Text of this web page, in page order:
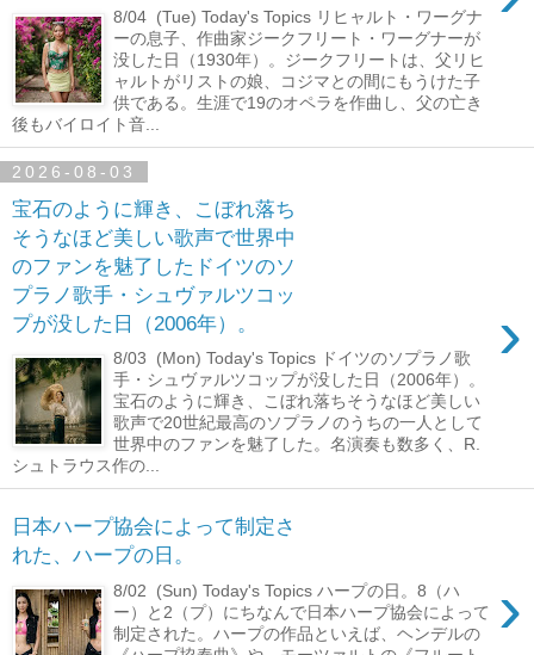
8/04 (Tue) Today's Topics リヒャルト・ワーグナ
ーの息子、作曲家ジークフリート・ワーグナーが
没した日（1930年）。ジークフリートは、父リヒ
ャルトがリストの娘、コジマとの間にもうけた子
供である。生涯で19のオペラを作曲し、父の亡き
後もバイロイト音...
2026-08-03
宝石のように輝き、こぼれ落ち
そうなほど美しい歌声で世界中
のファンを魅了したドイツのソ
プラノ歌手・シュヴァルツコッ
プが没した日（2006年）。
›
8/03 (Mon) Today's Topics ドイツのソプラノ歌
手・シュヴァルツコップが没した日（2006年）。
宝石のように輝き、こぼれ落ちそうなほど美しい
歌声で20世紀最高のソプラノのうちの一人として
世界中のファンを魅了した。名演奏も数多く、R.
シュトラウス作の...
日本ハープ協会によって制定さ
れた、ハープの日。
›
8/02 (Sun) Today's Topics ハープの日。8（ハ
ー）と2（プ）にちなんで日本ハープ協会によって
制定された。ハープの作品といえば、ヘンデルの